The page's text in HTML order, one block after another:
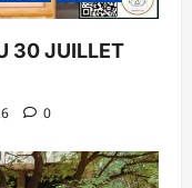
30 JUILLET
0